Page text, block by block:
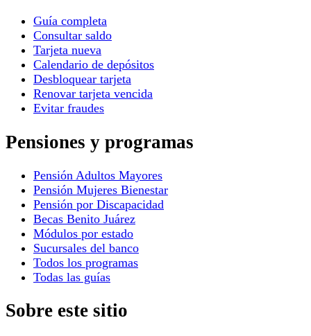
Guía completa
Consultar saldo
Tarjeta nueva
Calendario de depósitos
Desbloquear tarjeta
Renovar tarjeta vencida
Evitar fraudes
Pensiones y programas
Pensión Adultos Mayores
Pensión Mujeres Bienestar
Pensión por Discapacidad
Becas Benito Juárez
Módulos por estado
Sucursales del banco
Todos los programas
Todas las guías
Sobre este sitio